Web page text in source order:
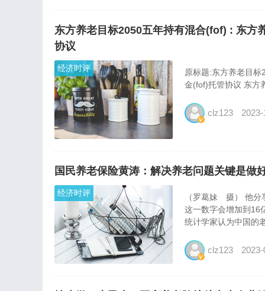
东方养老目标2050五年持有混合(fof) : 东方
协议
经济时评
原标题:东方养老目
金(fof)托管协议 东方
clz123
国民养老保险黄涛：解决养老问题关键是做
经济时评
（罗葛妹 摄） 他分
这一数字会增加到16
统计学家认为中国的
clz123